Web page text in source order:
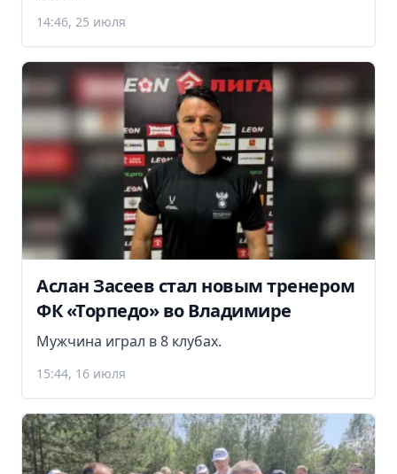
14:46, 25 июля
Аслан Засеев стал новым тренером
ФК «Торпедо» во Владимире
Мужчина играл в 8 клубах.
15:44, 16 июля